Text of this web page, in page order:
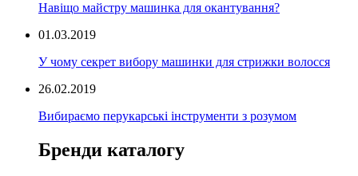
Навіщо майстру машинка для окантування?
01.03.2019
У чому секрет вибору машинки для стрижки волосся
26.02.2019
Вибираємо перукарські інструменти з розумом
Бренди каталогу